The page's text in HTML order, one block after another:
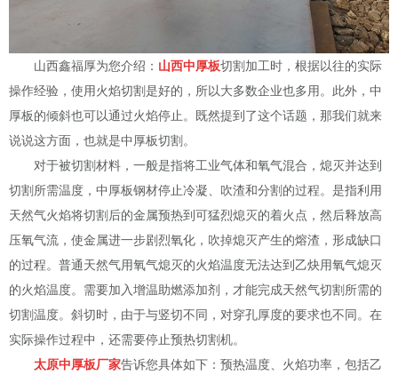
山西鑫福厚为您介绍： 山西中厚板切割加工时，根据以往的实际
操作经验，使用火焰切割是好的，所以大多数企业也多用。此外，中
厚板的倾斜也可以通过火焰停止。既然提到了这个话题，那我们就来
说说这方面，也就是中厚板切割。
对于被切割材料，一般是指将工业气体和氧气混合，熄灭并达到
切割所需温度，中厚板钢材停止冷凝、吹渣和分割的过程。是指利用
天然气火焰将切割后的金属预热到可猛烈熄灭的着火点，然后释放高
压氧气流，使金属进一步剧烈氧化，吹掉熄灭产生的熔渣，形成缺口
的过程。普通天然气用氧气熄灭的火焰温度无法达到乙炔用氧气熄灭
的火焰温度。需要加入增温助燃添加剂，才能完成天然气切割所需的
切割温度。斜切时，由于与竖切不同，对穿孔厚度的要求也不同。在
实际操作过程中，还需要停止预热切割机。
太原中厚板厂家告诉您具体如下：预热温度、火焰功率，包括乙